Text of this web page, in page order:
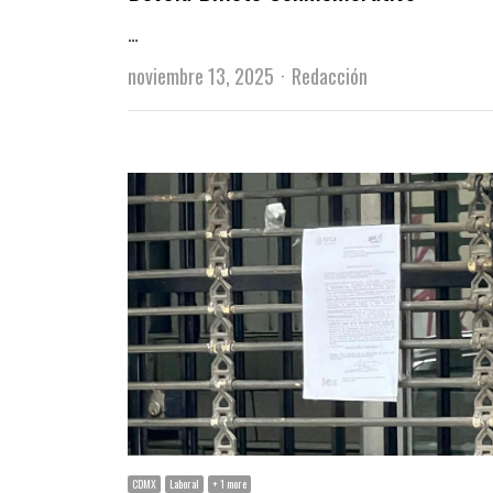
…
noviembre 13, 2025
Author
Redacción
CDMX Laboral + 1 more